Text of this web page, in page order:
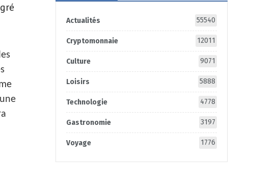
Actualités 55540
Cryptomonnaie 12011
Culture 9071
Loisirs 5888
Technologie 4778
Gastronomie 3197
Voyage 1776